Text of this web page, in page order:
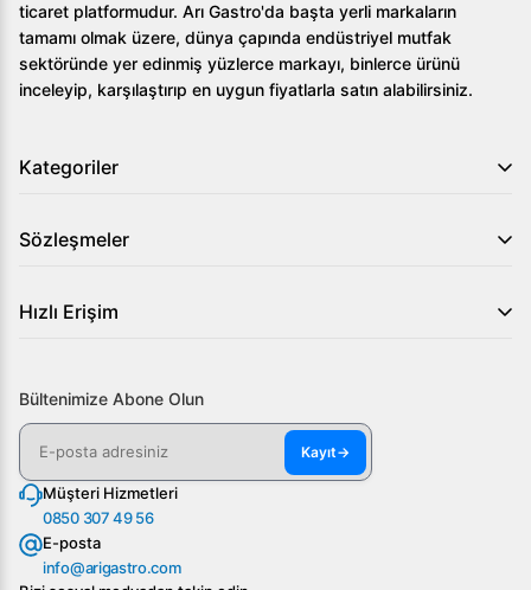
ticaret platformudur. Arı Gastro'da başta yerli markaların
tamamı olmak üzere, dünya çapında endüstriyel mutfak
sektöründe yer edinmiş yüzlerce markayı, binlerce ürünü
inceleyip, karşılaştırıp en uygun fiyatlarla satın alabilirsiniz.
Kategoriler
Sözleşmeler
Hızlı Erişim
Bültenimize Abone Olun
Kayıt→
Müşteri Hizmetleri
0850 307 49 56
E-posta
info@arigastro.com